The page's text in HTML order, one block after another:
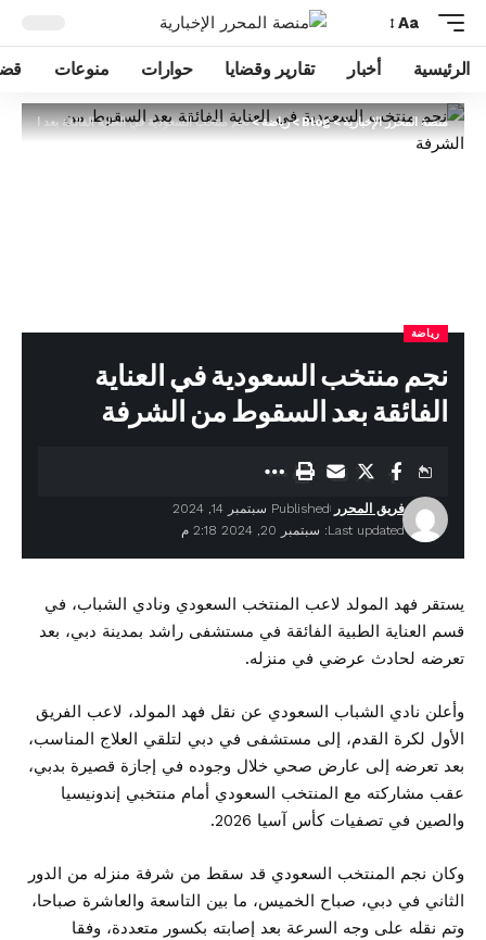
Aa
الرئيسية أخبار تقارير وقضايا حوارات منوعات
منصة المحرر الإخبارية>
Blog
>رياضة>نجم منتخب السعودية في العناية الفائقة بعد
رياضة
نجم منتخب السعودية في العناية
الفائقة بعد السقوط من الشرفة
Last updated: سبتمبر 20, 2024 2:18 م
فريق المحرر Published سبتمبر 14, 2024
يستقر فهد المولد لاعب المنتخب السعودي ونادي الشباب، في
قسم العناية الطبية الفائقة في مستشفى راشد بمدينة دبي، بعد
تعرضه لحادث عرضي في منزله.
وأعلن نادي الشباب السعودي عن نقل فهد المولد، لاعب الفريق
الأول لكرة القدم، إلى مستشفى في دبي لتلقي العلاج المناسب،
بعد تعرضه إلى عارض صحي خلال وجوده في إجازة قصيرة بدبي،
عقب مشاركته مع المنتخب السعودي أمام منتخبي إندونيسيا
والصين في تصفيات كأس آسيا 2026.
وكان نجم المنتخب السعودي قد سقط من شرفة منزله من الدور
الثاني في دبي، صباح الخميس، ما بين التاسعة والعاشرة صباحا،
وتم نقله على وجه السرعة بعد إصابته بكسور متعددة، وفقا